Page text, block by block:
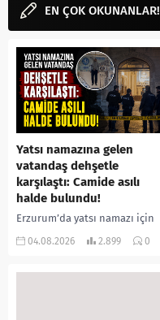
EN ÇOK OKUNANLAR!
Yatsı namazına gelen
vatandaş dehşetle
karşılaştı: Camide asılı
halde bulundu!
Erzurum’da yatsı namazı için
camiye gelen bir vatandaş,
04.08.2026 2.899 0